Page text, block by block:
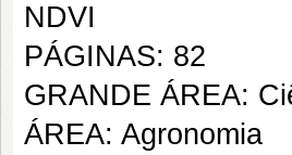
NDVI
PÁGINAS: 82
GRANDE ÁREA:
ÁREA: Agronomia